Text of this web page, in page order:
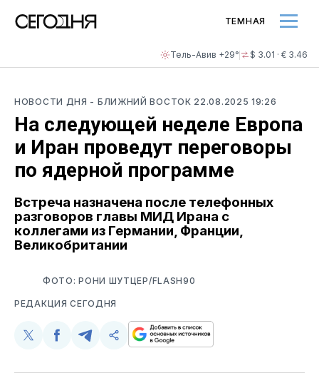
Тель-Авив +29° $ 3.01 · € 3.46
ТЕМНАЯ
НОВОСТИ ДНЯ - БЛИЖНИЙ ВОСТОК 22.08.2025 19:26
На следующей неделе Европа
и Иран проведут переговоры
по ядерной программе
Встреча назначена после телефонных
разговоров главы МИД Ирана с
коллегами из Германии, Франции,
Великобритании
ФОТО: РОНИ ШУТЦЕР/FLASH90
РЕДАКЦИЯ СЕГОДНЯ
Поделиться
Twitter
Поделиться
Facebook
Поделиться
Telegram
Скопируйте
поделитесь